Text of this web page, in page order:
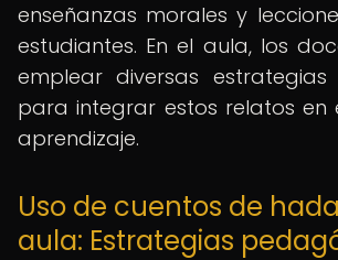
enseñanzas morales y
estudiantes. En el aula, los
emplear diversas
para integrar estos relatos en
aprendizaje.
Uso de cuentos de
aula: Estrategias